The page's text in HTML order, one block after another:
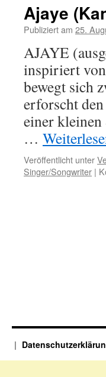
Ajaye
Publiziert am 25.
AJAYE
inspiriert
bewegt sich
erforscht
einer
…
Veröffentlicht unter
Singer/Songwriter |